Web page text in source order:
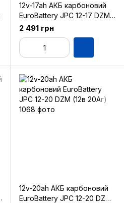
12v-17ah АКБ карбоновий
EuroBattery JPC 12-17 DZM
(12в 17Аг)
2 491 грн
12v-20ah АКБ карбоновий
EuroBattery JPC 12-20 DZM